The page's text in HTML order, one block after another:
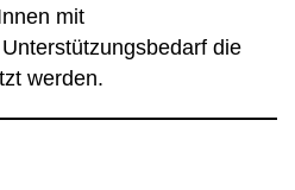
mit
die
werden.